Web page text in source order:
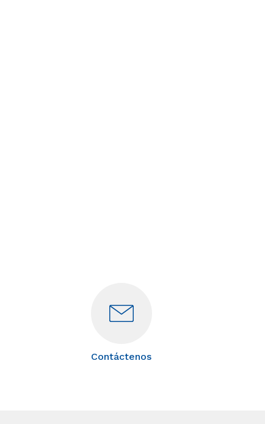
Contáctenos